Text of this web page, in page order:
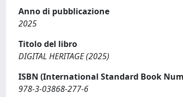
Anno di pubblicazione
2025
Titolo del libro
DIGITAL HERITAGE (2025)
ISBN (International Standard Book
978-3-03868-277-6